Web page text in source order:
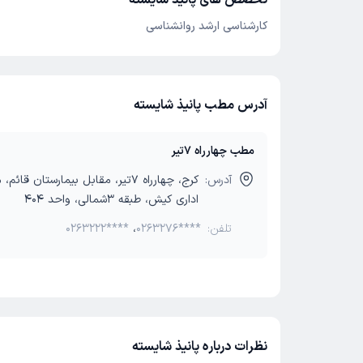
کارشناسی ارشد روانشناسی
آدرس مطب پانیذ شایسته
مطب چهارراه 7تیر
آدرس:
کرج، چهارراه 7تیر، مقابل بیمارستان
اداری کیش، طبقه 3شمالی، واحد 404
تلفن:
0263222**** ،0263276****
نظرات درباره پانیذ شایسته